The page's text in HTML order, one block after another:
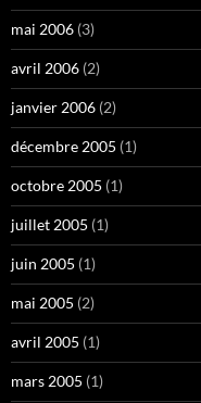
mai 2006 (3)
avril 2006 (2)
janvier 2006 (2)
décembre 2005 (1)
octobre 2005 (1)
juillet 2005 (1)
juin 2005 (1)
mai 2005 (2)
avril 2005 (1)
mars 2005 (1)